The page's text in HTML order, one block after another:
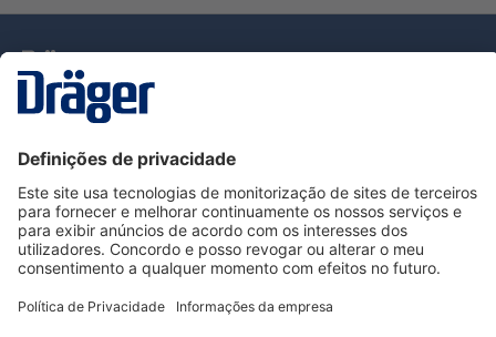
Serviço de Apoio ao Cliente Dräger
Utilização da loja
Informações